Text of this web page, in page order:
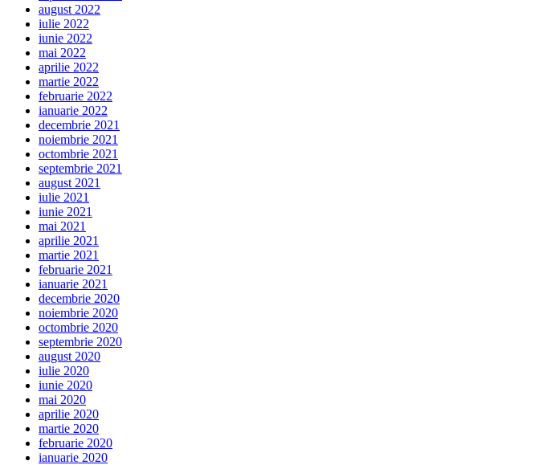
august 2022
iulie 2022
iunie 2022
mai 2022
aprilie 2022
martie 2022
februarie 2022
ianuarie 2022
decembrie 2021
noiembrie 2021
octombrie 2021
septembrie 2021
august 2021
iulie 2021
iunie 2021
mai 2021
aprilie 2021
martie 2021
februarie 2021
ianuarie 2021
decembrie 2020
noiembrie 2020
octombrie 2020
septembrie 2020
august 2020
iulie 2020
iunie 2020
mai 2020
aprilie 2020
martie 2020
februarie 2020
ianuarie 2020